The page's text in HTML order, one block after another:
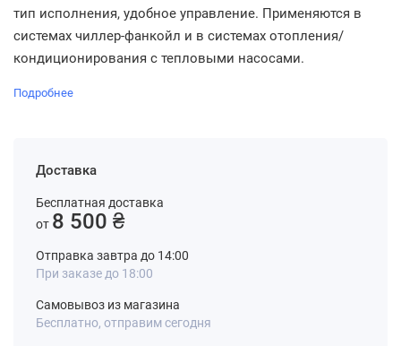
тип исполнения, удобное управление. Применяются в
системах чиллер-фанкойл и в системах отопления/
кондиционирования с тепловыми насосами.
Подробнее
Доставка
Бесплатная доставка
от 8 500 ₴
Отправка завтра до 14:00
При заказе до 18:00
Самовывоз из магазина
Бесплатно, отправим сегодня